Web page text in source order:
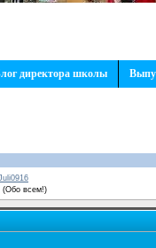
директора школы
(Обо всем!)